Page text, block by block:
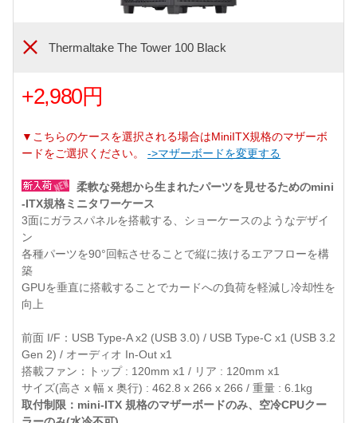
Thermaltake The Tower 100 Black
+2,980円
▼こちらのケースを選択される場合はMiniITX規格のマザーボ
ードをご選択ください。 ->マザーボードを変更する
柔軟な発想から生まれたパーツを見せるためのmini
-ITX規格ミニタワーケース
3面にガラスパネルを搭載する、ショーケースのようなデザイ
ン
各種パーツを90°回転させることで縦に抜けるエアフローを構
築
GPUを垂直に搭載することでカードへの負荷を軽減し冷却性を
向上
前面 I/F：USB Type-A x2 (USB 3.0) / USB Type-C x1 (USB 3.2
Gen 2) / オーディオ In-Out x1
搭載ファン：トップ : 120mm x1 / リア : 120mm x1
サイズ(高さ x 幅 x 奥行) : 462.8 x 266 x 266 / 重量 : 6.1kg
取付制限：mini-ITX 規格のマザーボードのみ、空冷CPUクー